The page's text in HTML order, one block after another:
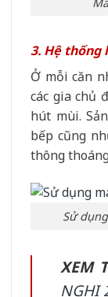
3. Hệ thống
Ở mỗi căn
các gia chủ
hút mùi.
bếp cũng
thông
Sử
XEM
NGHI